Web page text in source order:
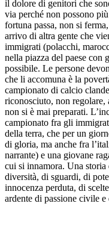
il dolore di genitori che
via perché non possono
fortuna passa, non si
arrivo di altra gente che
immigrati (polacchi,
nella piazza del paese con
possibile. Le persone
che li accomuna è la
campionato di calcio
riconosciuto, non regolare,
non si è mai preparati.
campionato fra gli
della terra, che per un
di gloria, ma anche fra
narrante) e una giovane
cui si innamora. Una
diversità, di sguardi, di
innocenza perduta, di
ardente di passione civile